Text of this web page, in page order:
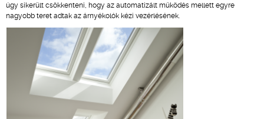
úgy sikerült csökkenteni, hogy az automatizált működés mellett egyre
nagyobb teret adtak az árnyékolók kézi vezérlésének.